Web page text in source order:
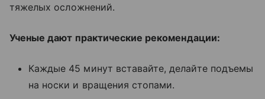
тяжелых осложнений.
Ученые дают практические рекомендации:
Каждые 45 минут вставайте, делайте подъемы
на носки и вращения стопами.